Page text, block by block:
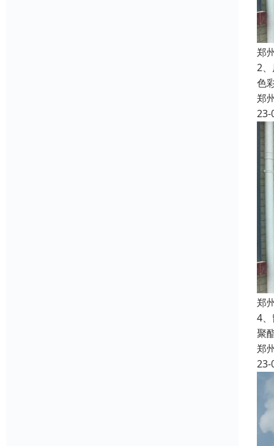
郑
2
色
郑
23-
郑
4
聚
郑
23-